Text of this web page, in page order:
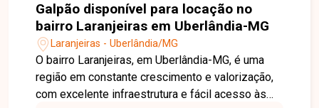
Galpão disponível para locação no
bairro Laranjeiras em Uberlândia-MG
Laranjeiras - Uberlândia/MG
O bairro Laranjeiras, em Uberlândia-MG, é uma
região em constante crescimento e valorização,
com excelente infraestrutura e fácil acesso às